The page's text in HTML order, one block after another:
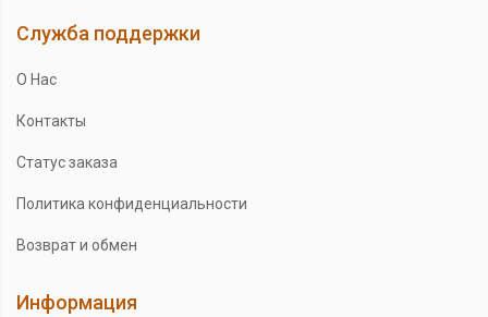
Служба поддержки
О Нас
Контакты
Статус заказа
Политика конфиденциальности
Возврат и обмен
Информация